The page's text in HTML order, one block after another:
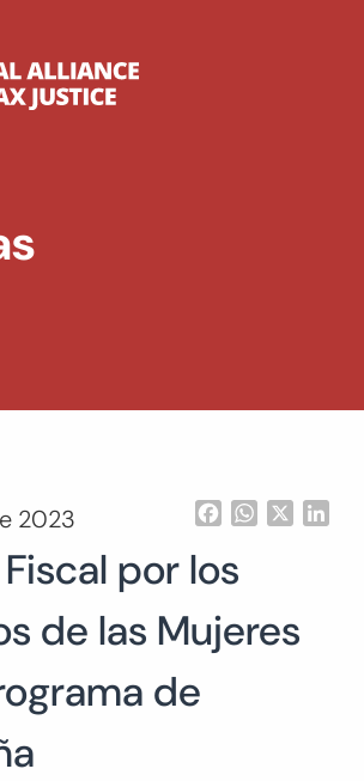
Justice
Buscar:
2023 FacebookWhatsApp
por los
de las Mujeres
de